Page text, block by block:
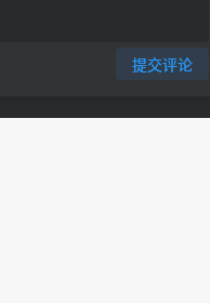
提交评论